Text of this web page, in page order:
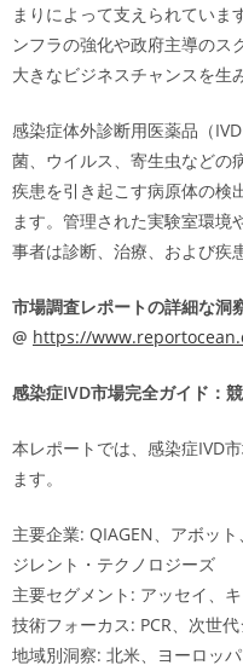
まりによって支えられていま
ンフラの強化や政府主導のス
大きなビジネスチャンスを生
感染症体外診断用医薬品（
菌、ウイルス、寄生虫などの
疾患を引き起こす病原体の検
ます。管理された実験室環
事者は診断、治療、および疾
市場調査レポートの詳細な洞
@ https://
感染症IVD市場完全ガイド：
本レポートでは、感染症IVD
ます。
主要企業: QIAGEN、アボッ
ジレント・テクノロジーズ
主要セグメント: アッセイ、
技術フォーカス: PCR、次世
地域別洞察: 北米、ヨーロッ